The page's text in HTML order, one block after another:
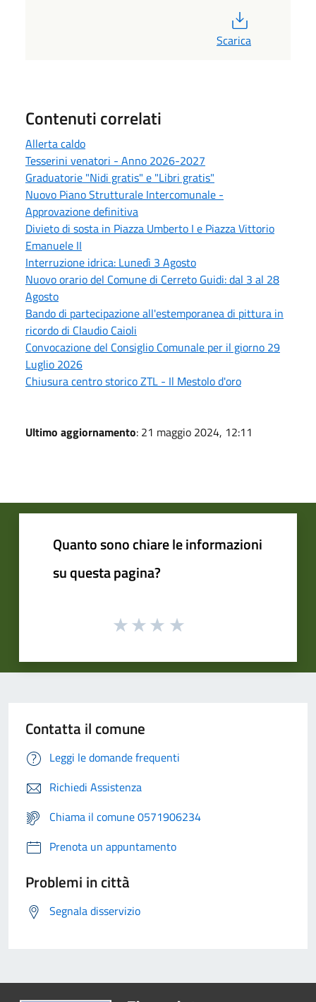
Scarica
Contenuti correlati
Allerta caldo
Tesserini venatori - Anno 2026-2027
Graduatorie "Nidi gratis" e "Libri gratis"
Nuovo Piano Strutturale Intercomunale -
Approvazione definitiva
Divieto di sosta in Piazza Umberto I e Piazza Vittorio
Emanuele II
Interruzione idrica: Lunedì 3 Agosto
Nuovo orario del Comune di Cerreto Guidi: dal 3 al 28
Agosto
Bando di partecipazione all'estemporanea di pittura in
ricordo di Claudio Caioli
Convocazione del Consiglio Comunale per il giorno 29
Luglio 2026
Chiusura centro storico ZTL - Il Mestolo d'oro
Ultimo aggiornamento: 21 maggio 2024, 12:11
Quanto sono chiare le informazioni
su questa pagina?
Contatta il comune
Leggi le domande frequenti
Richiedi Assistenza
Chiama il comune 0571906234
Prenota un appuntamento
Problemi in città
Segnala disservizio